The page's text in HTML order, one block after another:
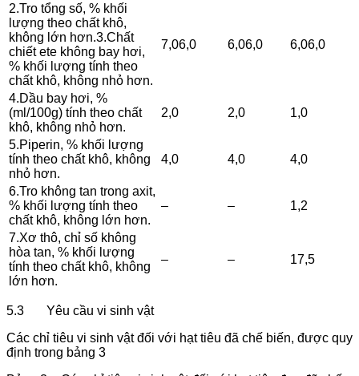
2.Tro tổng số, % khối
lượng theo chất khô,
không lớn hơn.3.Chất
chiết ete không bay hơi,
% khối lượng tính theo
chất khô, không nhỏ hơn.
7,06,0 6,06,0 6,06,0
4.Dầu bay hơi, %
(ml/100g) tính theo chất
khô, không nhỏ hơn.
2,0 2,0 1,0
5.Piperin, % khối lượng
tính theo chất khô, không
nhỏ hơn.
4,0 4,0 4,0
6.Tro không tan trong axit,
% khối lượng tính theo
chất khô, không lớn hơn.
– – 1,2
7.Xơ thô, chỉ số không
hòa tan, % khối lượng
tính theo chất khô, không
lớn hơn.
– – 17,5
5.3 Yêu cầu vi sinh vật
Các chỉ tiêu vi sinh vật đối với hạt tiêu đã chế biến, được quy
định trong bảng 3